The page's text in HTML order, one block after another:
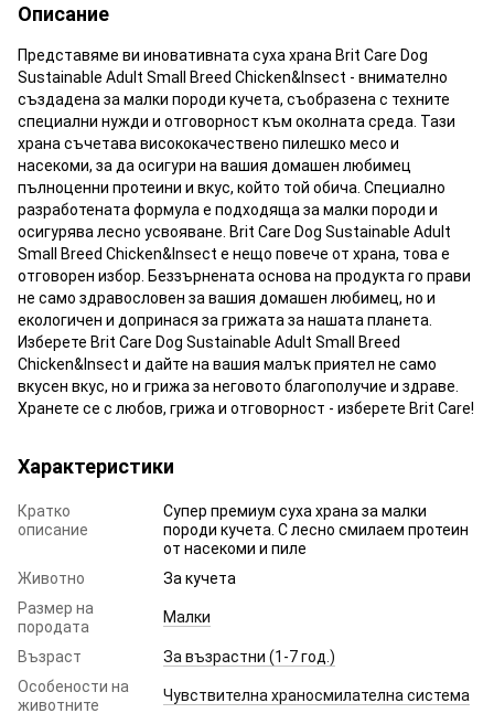
Описание
Представяме ви иновативната суха храна Brit Care Dog
Sustainable Adult Small Breed Chicken&Insect - внимателно
създадена за малки породи кучета, съобразена с техните
специални нужди и отговорност към околната среда. Тази
храна съчетава висококачествено пилешко месо и
насекоми, за да осигури на вашия домашен любимец
пълноценни протеини и вкус, който той обича. Специално
разработената формула е подходяща за малки породи и
осигурява лесно усвояване. Brit Care Dog Sustainable Adult
Small Breed Chicken&Insect е нещо повече от храна, това е
отговорен избор. Беззърнената основа на продукта го прави
не само здравословен за вашия домашен любимец, но и
екологичен и допринася за грижата за нашата планета.
Изберете Brit Care Dog Sustainable Adult Small Breed
Chicken&Insect и дайте на вашия малък приятел не само
вкусен вкус, но и грижа за неговото благополучие и здраве.
Хранете се с любов, грижа и отговорност - изберете Brit Care!
Характеристики
Кратко
описание
Супер премиум суха храна за малки
породи кучета. С лесно смилаем протеин
от насекоми и пиле
Животно
За кучета
Размер на
породата
Малки
Възраст
За възрастни (1-7 год.)
Особености на
животните
Чувствителна храносмилателна система